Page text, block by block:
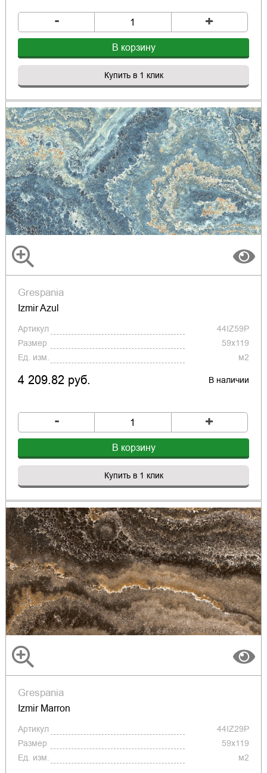
- +
В корзину
Купить в 1 клик
Grespania
Izmir Azul
Артикул
44IZ59P
Размер
59x119
Ед. изм.
м2
4 209.82 руб. В наличии
- +
В корзину
Купить в 1 клик
Grespania
Izmir Marron
Артикул
44IZ29P
Размер
59x119
Ед. изм.
м2